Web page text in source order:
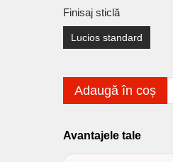
Finisaj sticlă
Lucios standard
Adaugă în coș
Avantajele tale